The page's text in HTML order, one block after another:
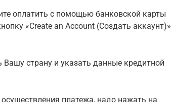
оплатить с помощью банковской карты
«Create an Account (Создать аккаунт)»
страну и указать данные кредитной
платежа, надо нажать на